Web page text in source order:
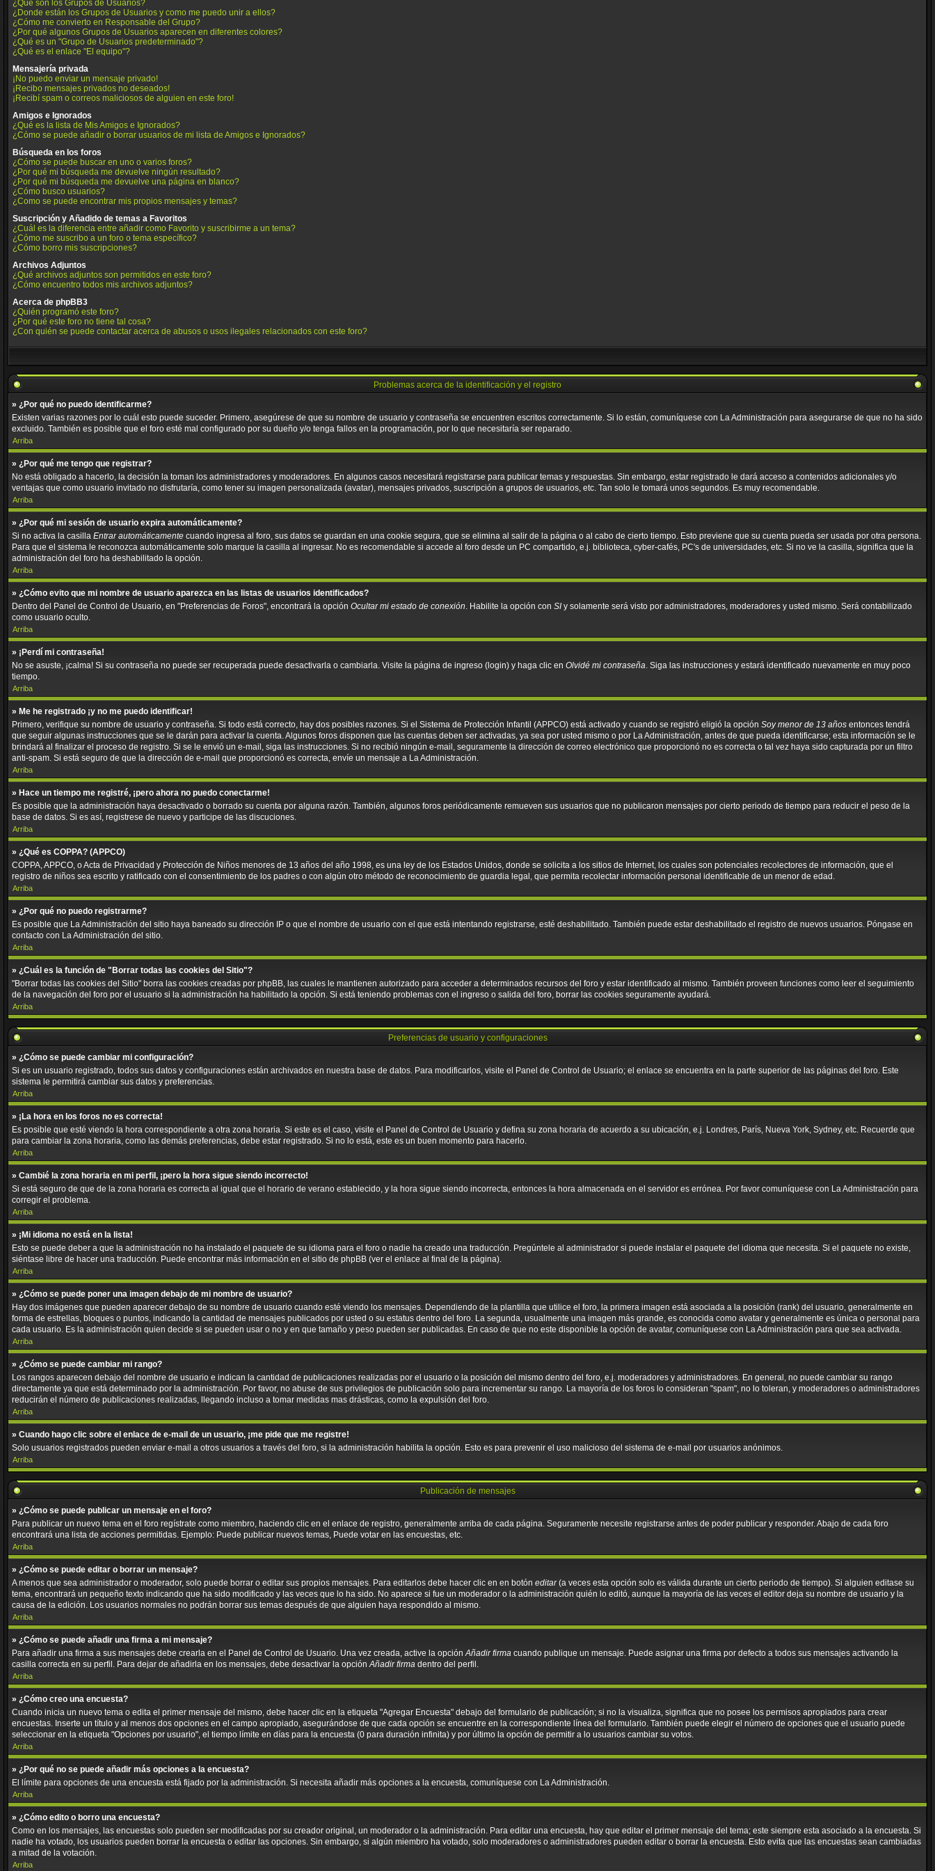
¿Qué son los Grupos de Usuarios?
¿Donde están los Grupos de Usuarios y como me puedo unir a ellos?
¿Cómo me convierto en Responsable del Grupo?
¿Por qué algunos Grupos de Usuarios aparecen en diferentes colores?
¿Qué es un "Grupo de Usuarios predeterminado"?
¿Qué es el enlace "El equipo"?
Mensajería privada
¡No puedo enviar un mensaje privado!
¡Recibo mensajes privados no deseados!
¡Recibí spam o correos maliciosos de alguien en este foro!
Amigos e Ignorados
¿Qué es la lista de Mis Amigos e Ignorados?
¿Cómo se puede añadir o borrar usuarios de mi lista de Amigos e Ignorados?
Búsqueda en los foros
¿Cómo se puede buscar en uno o varios foros?
¿Por qué mi búsqueda me devuelve ningún resultado?
¿Por qué mi búsqueda me devuelve una página en blanco?
¿Cómo busco usuarios?
¿Como se puede encontrar mis propios mensajes y temas?
Suscripción y Añadido de temas a Favoritos
¿Cuál es la diferencia entre añadir como Favorito y suscribirme a un tema?
¿Cómo me suscribo a un foro o tema específico?
¿Cómo borro mis suscripciones?
Archivos Adjuntos
¿Qué archivos adjuntos son permitidos en este foro?
¿Cómo encuentro todos mis archivos adjuntos?
Acerca de phpBB3
¿Quién programó este foro?
¿Por qué este foro no tiene tal cosa?
¿Con quién se puede contactar acerca de abusos o usos ilegales relacionados con este foro?
Problemas acerca de la identificación y el registro
» ¿Por qué no puedo identificarme?
Existen varias razones por lo cuál esto puede suceder. Primero, asegúrese de que su nombre de usuario y contraseña se encuentren escritos correctamente. Si lo están, comuníquese con La Administración para asegurarse de que no ha sido
excluido. También es posible que el foro esté mal configurado por su dueño y/o tenga fallos en la programación, por lo que necesitaría ser reparado.
Arriba
» ¿Por qué me tengo que registrar?
No está obligado a hacerlo, la decisión la toman los administradores y moderadores. En algunos casos necesitará registrarse para publicar temas y respuestas. Sin embargo, estar registrado le dará acceso a contenidos adicionales y/o
ventajas que como usuario invitado no disfrutaría, como tener su imagen personalizada (avatar), mensajes privados, suscripción a grupos de usuarios, etc. Tan solo le tomará unos segundos. Es muy recomendable.
Arriba
» ¿Por qué mi sesión de usuario expira automáticamente?
Si no activa la casilla Entrar automáticamente cuando ingresa al foro, sus datos se guardan en una cookie segura, que se elimina al salir de la página o al cabo de cierto tiempo. Esto previene que su cuenta pueda ser usada por otra persona.
Para que el sistema le reconozca automáticamente solo marque la casilla al ingresar. No es recomendable si accede al foro desde un PC compartido, e.j. biblioteca, cyber-cafés, PC's de universidades, etc. Si no ve la casilla, significa que la
administración del foro ha deshabilitado la opción.
Arriba
» ¿Cómo evito que mi nombre de usuario aparezca en las listas de usuarios identificados?
Dentro del Panel de Control de Usuario, en "Preferencias de Foros", encontrará la opción Ocultar mi estado de conexión. Habilite la opción con SI y solamente será visto por administradores, moderadores y usted mismo. Será contabilizado
como usuario oculto.
Arriba
» ¡Perdí mi contraseña!
No se asuste, ¡calma! Si su contraseña no puede ser recuperada puede desactivarla o cambiarla. Visite la página de ingreso (login) y haga clic en Olvidé mi contraseña. Siga las instrucciones y estará identificado nuevamente en muy poco
tiempo.
Arriba
» Me he registrado ¡y no me puedo identificar!
Primero, verifique su nombre de usuario y contraseña. Si todo está correcto, hay dos posibles razones. Si el Sistema de Protección Infantil (APPCO) está activado y cuando se registró eligió la opción Soy menor de 13 años entonces tendrá
que seguir algunas instrucciones que se le darán para activar la cuenta. Algunos foros disponen que las cuentas deben ser activadas, ya sea por usted mismo o por La Administración, antes de que pueda identificarse; esta información se le
brindará al finalizar el proceso de registro. Si se le envió un e-mail, siga las instrucciones. Si no recibió ningún e-mail, seguramente la dirección de correo electrónico que proporcionó no es correcta o tal vez haya sido capturada por un filtro
anti-spam. Si está seguro de que la dirección de e-mail que proporcionó es correcta, envíe un mensaje a La Administración.
Arriba
» Hace un tiempo me registré, ¡pero ahora no puedo conectarme!
Es posible que la administración haya desactivado o borrado su cuenta por alguna razón. También, algunos foros periódicamente remueven sus usuarios que no publicaron mensajes por cierto periodo de tiempo para reducir el peso de la
base de datos. Si es así, registrese de nuevo y participe de las discuciones.
Arriba
» ¿Qué es COPPA? (APPCO)
COPPA, APPCO, o Acta de Privacidad y Protección de Niños menores de 13 años del año 1998, es una ley de los Estados Unidos, donde se solicita a los sitios de Internet, los cuales son potenciales recolectores de información, que el
registro de niños sea escrito y ratificado con el consentimiento de los padres o con algún otro método de reconocimiento de guardia legal, que permita recolectar información personal identificable de un menor de edad.
Arriba
» ¿Por qué no puedo registrarme?
Es posible que La Administración del sitio haya baneado su dirección IP o que el nombre de usuario con el que está intentando registrarse, esté deshabilitado. También puede estar deshabilitado el registro de nuevos usuarios. Póngase en
contacto con La Administración del sitio.
Arriba
» ¿Cuál es la función de "Borrar todas las cookies del Sitio"?
"Borrar todas las cookies del Sitio" borra las cookies creadas por phpBB, las cuales le mantienen autorizado para acceder a determinados recursos del foro y estar identificado al mismo. También proveen funciones como leer el seguimiento
de la navegación del foro por el usuario si la administración ha habilitado la opción. Si está teniendo problemas con el ingreso o salida del foro, borrar las cookies seguramente ayudará.
Arriba
Preferencias de usuario y configuraciones
» ¿Cómo se puede cambiar mi configuración?
Si es un usuario registrado, todos sus datos y configuraciones están archivados en nuestra base de datos. Para modificarlos, visite el Panel de Control de Usuario; el enlace se encuentra en la parte superior de las páginas del foro. Este
sistema le permitirá cambiar sus datos y preferencias.
Arriba
» ¡La hora en los foros no es correcta!
Es posible que esté viendo la hora correspondiente a otra zona horaria. Si este es el caso, visite el Panel de Control de Usuario y defina su zona horaria de acuerdo a su ubicación, e.j. Londres, París, Nueva York, Sydney, etc. Recuerde que
para cambiar la zona horaria, como las demás preferencias, debe estar registrado. Si no lo está, este es un buen momento para hacerlo.
Arriba
» Cambié la zona horaria en mi perfil, ¡pero la hora sigue siendo incorrecto!
Si está seguro de que de la zona horaria es correcta al igual que el horario de verano establecido, y la hora sigue siendo incorrecta, entonces la hora almacenada en el servidor es errónea. Por favor comuníquese con La Administración para
corregir el problema.
Arriba
» ¡Mi idioma no está en la lista!
Esto se puede deber a que la administración no ha instalado el paquete de su idioma para el foro o nadie ha creado una traducción. Pregúntele al administrador si puede instalar el paquete del idioma que necesita. Si el paquete no existe,
siéntase libre de hacer una traducción. Puede encontrar más información en el sitio de phpBB (ver el enlace al final de la página).
Arriba
» ¿Cómo se puede poner una imagen debajo de mi nombre de usuario?
Hay dos imágenes que pueden aparecer debajo de su nombre de usuario cuando esté viendo los mensajes. Dependiendo de la plantilla que utilice el foro, la primera imagen está asociada a la posición (rank) del usuario, generalmente en
forma de estrellas, bloques o puntos, indicando la cantidad de mensajes publicados por usted o su estatus dentro del foro. La segunda, usualmente una imagen más grande, es conocida como avatar y generalmente es única o personal para
cada usuario. Es la administración quien decide si se pueden usar o no y en que tamaño y peso pueden ser publicadas. En caso de que no este disponible la opción de avatar, comuníquese con La Administración para que sea activada.
Arriba
» ¿Cómo se puede cambiar mi rango?
Los rangos aparecen debajo del nombre de usuario e indican la cantidad de publicaciones realizadas por el usuario o la posición del mismo dentro del foro, e.j. moderadores y administradores. En general, no puede cambiar su rango
directamente ya que está determinado por la administración. Por favor, no abuse de sus privilegios de publicación solo para incrementar su rango. La mayoría de los foros lo consideran "spam", no lo toleran, y moderadores o administradores
reducirán el número de publicaciones realizadas, llegando incluso a tomar medidas mas drásticas, como la expulsión del foro.
Arriba
» Cuando hago clic sobre el enlace de e-mail de un usuario, ¡me pide que me registre!
Solo usuarios registrados pueden enviar e-mail a otros usuarios a través del foro, si la administración habilita la opción. Esto es para prevenir el uso malicioso del sistema de e-mail por usuarios anónimos.
Arriba
Publicación de mensajes
» ¿Cómo se puede publicar un mensaje en el foro?
Para publicar un nuevo tema en el foro regístrate como miembro, haciendo clic en el enlace de registro, generalmente arriba de cada página. Seguramente necesite registrarse antes de poder publicar y responder. Abajo de cada foro
encontrará una lista de acciones permitidas. Ejemplo: Puede publicar nuevos temas, Puede votar en las encuestas, etc.
Arriba
» ¿Cómo se puede editar o borrar un mensaje?
A menos que sea administrador o moderador, solo puede borrar o editar sus propios mensajes. Para editarlos debe hacer clic en en botón editar(a veces esta opción solo es válida durante un cierto periodo de tiempo). Si alguien editase su
tema, encontrará un pequeño texto indicando que ha sido modificado y las veces que lo ha sido. No aparece si fue un moderador o la administración quién lo editó, aunque la mayoría de las veces el editor deja su nombre de usuario y la
causa de la edición. Los usuarios normales no podrán borrar sus temas después de que alguien haya respondido al mismo.
Arriba
» ¿Cómo se puede añadir una firma a mi mensaje?
Para añadir una firma a sus mensajes debe crearla en el Panel de Control de Usuario. Una vez creada, active la opciónAñadir firma cuando publique un mensaje. Puede asignar una firma por defecto a todos sus mensajes activando la
casilla correcta en su perfil. Para dejar de añadirla en los mensajes, debe desactivar la opciónAñadir firma dentro del perfil.
Arriba
» ¿Cómo creo una encuesta?
Cuando inicia un nuevo tema o edita el primer mensaje del mismo, debe hacer clic en la etiqueta "Agregar Encuesta" debajo del formulario de publicación; si no la visualiza, significa que no posee los permisos apropiados para crear
encuestas. Inserte un título y al menos dos opciones en el campo apropiado, asegurándose de que cada opción se encuentre en la correspondiente línea del formulario. También puede elegir el número de opciones que el usuario puede
seleccionar en la etiqueta "Opciones por usuario", el tiempo límite en días para la encuesta (0 para duración infinita) y por último la opción de permitir a lo usuarios cambiar su votos.
Arriba
» ¿Por qué no se puede añadir más opciones a la encuesta?
El límite para opciones de una encuesta está fijado por la administración. Si necesita añadir más opciones a la encuesta, comuníquese con La Administración.
Arriba
» ¿Cómo edito o borro una encuesta?
Como en los mensajes, las encuestas solo pueden ser modificadas por su creador original, un moderador o la administración. Para editar una encuesta, hay que editar el primer mensaje del tema; este siempre esta asociado a la encuesta. Si
nadie ha votado, los usuarios pueden borrar la encuesta o editar las opciones. Sin embargo, si algún miembro ha votado, solo moderadores o administradores pueden editar o borrar la encuesta. Esto evita que las encuestas sean cambiadas
a mitad de la votación.
Arriba